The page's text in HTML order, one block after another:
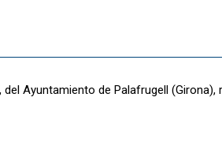
del Ayuntamiento de Palafrugell